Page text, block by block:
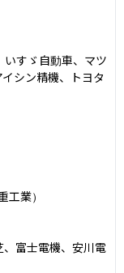
いすゞ自動車、マツ
シン精機、トヨタ
業）
富士電機、安川電